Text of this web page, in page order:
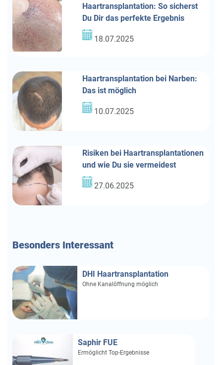
Haartransplantation: So sicherst
Du Dir das perfekte Ergebnis
18.07.2025
Haartransplantation bei Narben:
Das ist möglich
10.07.2025
Risiken bei Haartransplantationen
und wie Du sie vermeidest
27.06.2025
Besonders Interessant
DHI Haartransplantation
Ohne Kanalöffnung möglich
Saphir FUE
Ermöglicht Top-Ergebnisse